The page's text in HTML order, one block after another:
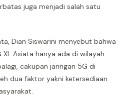
juga menjadi salah satu
Dian Siswarini menyebut bahwa
XL Axiata hanya ada di wilayah-
cakupan jaringan 5G di
dua faktor yakni ketersediaan